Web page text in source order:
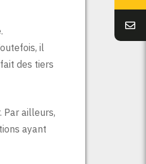
il
des tiers
Par ailleurs,
ayant